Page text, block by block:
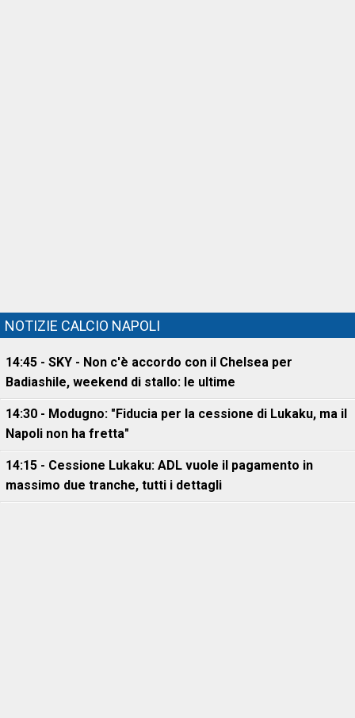
NOTIZIE CALCIO NAPOLI
14:45 - SKY - Non c'è accordo con il Chelsea per
Badiashile, weekend di stallo: le ultime
14:30 - Modugno: "Fiducia per la cessione di Lukaku, ma il
Napoli non ha fretta"
14:15 - Cessione Lukaku: ADL vuole il pagamento in
massimo due tranche, tutti i dettagli